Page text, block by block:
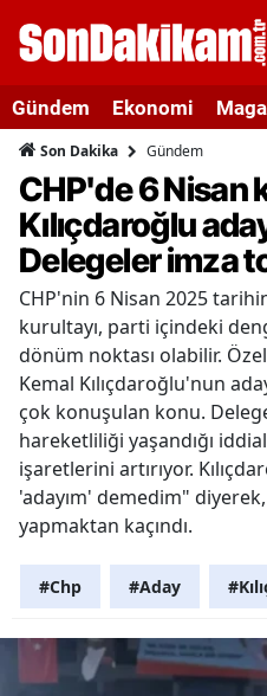
Gündem Ekonomi
Son Dakika Gündem
CHP'de 6 Nisan
Kılıçdaroğlu
Delegeler imza
CHP'nin 6 Nisan 2025
kurultayı, parti içindeki
dönüm noktası olabilir.
Kemal Kılıçdaroğlu'nun
çok konuşulan konu.
hareketliliği yaşandığı
işaretlerini artırıyor.
'adayım' demedim"
yapmaktan kaçındı.
#Chp #Aday